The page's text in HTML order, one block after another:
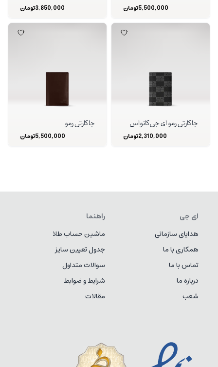
5,500,000تومان 3,850,000تومان
جا کارتی رمو ای جی کانواس
2,310,000تومان
جا کارتی رمو
5,500,000تومان
ای جی
هدایای سازمانی
همکاری با ما
تماس با ما
درباره ما
شعب
راهنما
ماشین حساب طلا
جدول تعیین سایز
سوالات متداول
شرایط و ضوابط
مقالات